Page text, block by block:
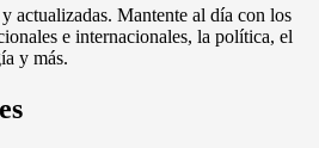
actualizadas. Mantente al día con los
e internacionales, la política, el
y más.